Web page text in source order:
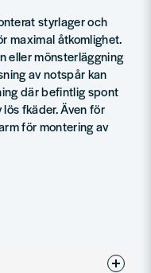
styrlager och
maximal åtkomlighet.
eller mönsterläggning
av notspår kan
där befintlig spont
fkäder. Även för
för montering av